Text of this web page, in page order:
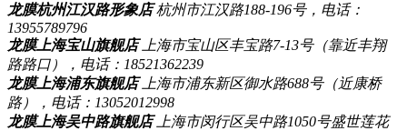
龙膜杭州江汉路形象店杭州市江汉路188-196号，电话：
13955789796
龙膜上海宝山旗舰店 上海市宝山区丰宝路7-13号（靠近丰翔
路路口），电话：18521362239
龙膜上海浦东旗舰店 上海市浦东新区御水路688号（近康桥
路），电话：13052012998
龙膜上海吴中路旗舰店 上海市闵行区吴中路1050号盛世莲花